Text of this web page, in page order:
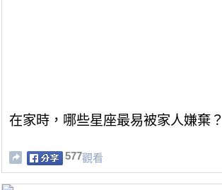
在家時，哪些星座最易被家人嫌棄？
577觀看